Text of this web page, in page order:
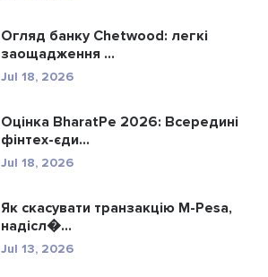
Огляд банку Chetwood: легкі
заощадження ...
Jul 18, 2026
Оцінка BharatPe 2026: Всередині
фінтех-єди...
Jul 18, 2026
Як скасувати транзакцію M-Pesa,
надісл�...
Jul 13, 2026